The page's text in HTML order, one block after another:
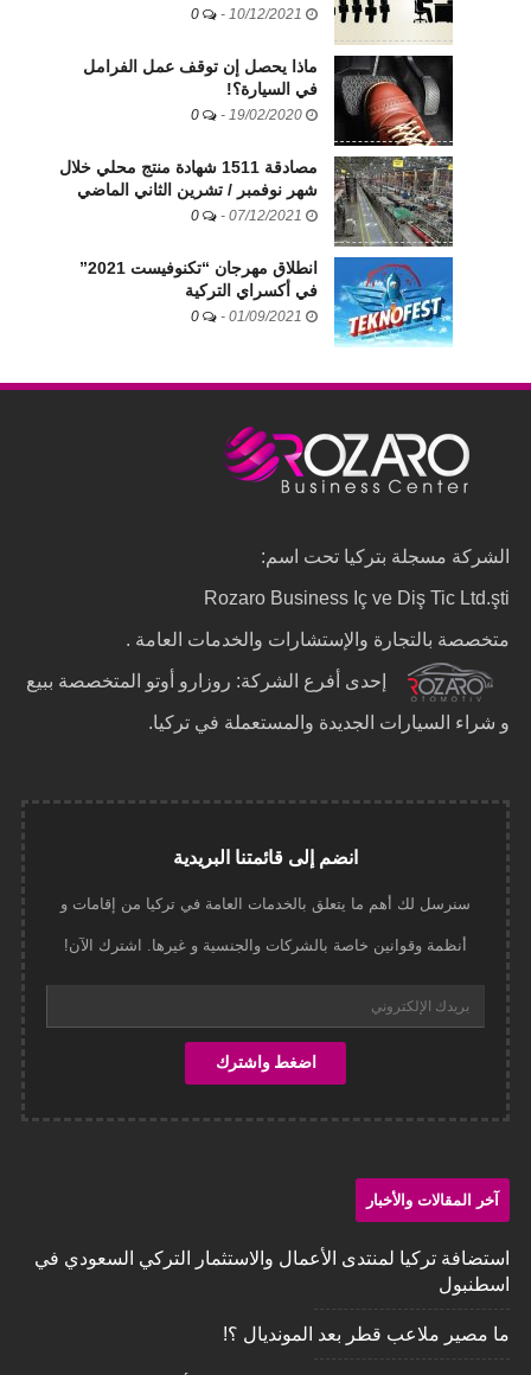
-
ماذا يحصل إن توقف عمل الفرامل
في السيارة؟!
-
مصادقة 1511 شهادة منتج محلي خلال
شهر نوفمبر / تشرين الثاني الماضي
-
انطلاق مهرجان “تكنوفيست 2021”
في أكسراي التركية
-
الشركة مسجلة بتركيا تحت اسم:
Rozaro Business Iç ve Diş Tic Ltd.şti
متخصصة بالتجارة والإستشارات والخدمات العامة .
إحدى أفرع الشركة: روزارو أوتو المتخصصة ببيع
و شراء السيارات الجديدة والمستعملة في تركيا.
انضم إلى قائمتنا البريدية
سنرسل لك أهم ما يتعلق بالخدمات العامة في تركيا من إقامات و
أنظمة وقوانين خاصة بالشركات والجنسية و غيرها. اشترك الآن!
آخر المقالات والأخبار
استضافة تركيا لمنتدى الأعمال والاستثمار التركي السعودي في
اسطنبول
ما مصير ملاعب قطر بعد المونديال ؟!